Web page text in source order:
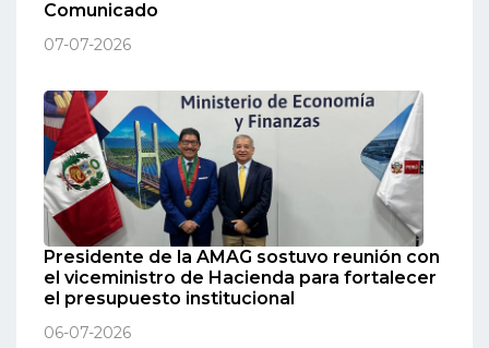
Comunicado
07-07-2026
Presidente de la AMAG sostuvo reunión con
el viceministro de Hacienda para fortalecer
el presupuesto institucional
06-07-2026